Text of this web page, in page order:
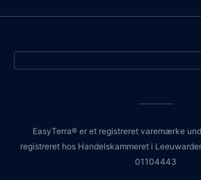
EasyTerra® er et registreret varemærke
registreret hos Handelskammeret i
01104443